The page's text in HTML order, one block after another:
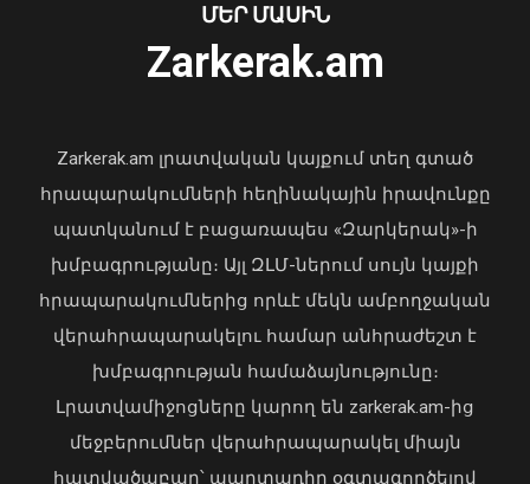
Վահագն Խաչատուրյանն ընդունել է
Picsart ընկերության հիմնադիր և
«Պարտվեցինք դաժան հիվանդության
04 Օգոստոս, 2026 19:12
ՄԵՐ ՄԱՍԻՆ
Zarkerak.am
Zarkerak.am լրատվական կայքում տեղ գտած
հրապարակումների հեղինակային իրավունքը
պատկանում է բացառապես «Զարկերակ»-ի
խմբագրությանը։ Այլ ԶԼՄ-ներում սույն կայքի
հրապարակումներից որևէ մեկն ամբողջական
վերահրապարակելու համար անհրաժեշտ է
խմբագրության համաձայնությունը։
Լրատվամիջոցները կարող են zarkerak.am-ից
մեջբերումներ վերահրապարակել միայն
հատվածաբար՝ պարտադիր օգտագործելով